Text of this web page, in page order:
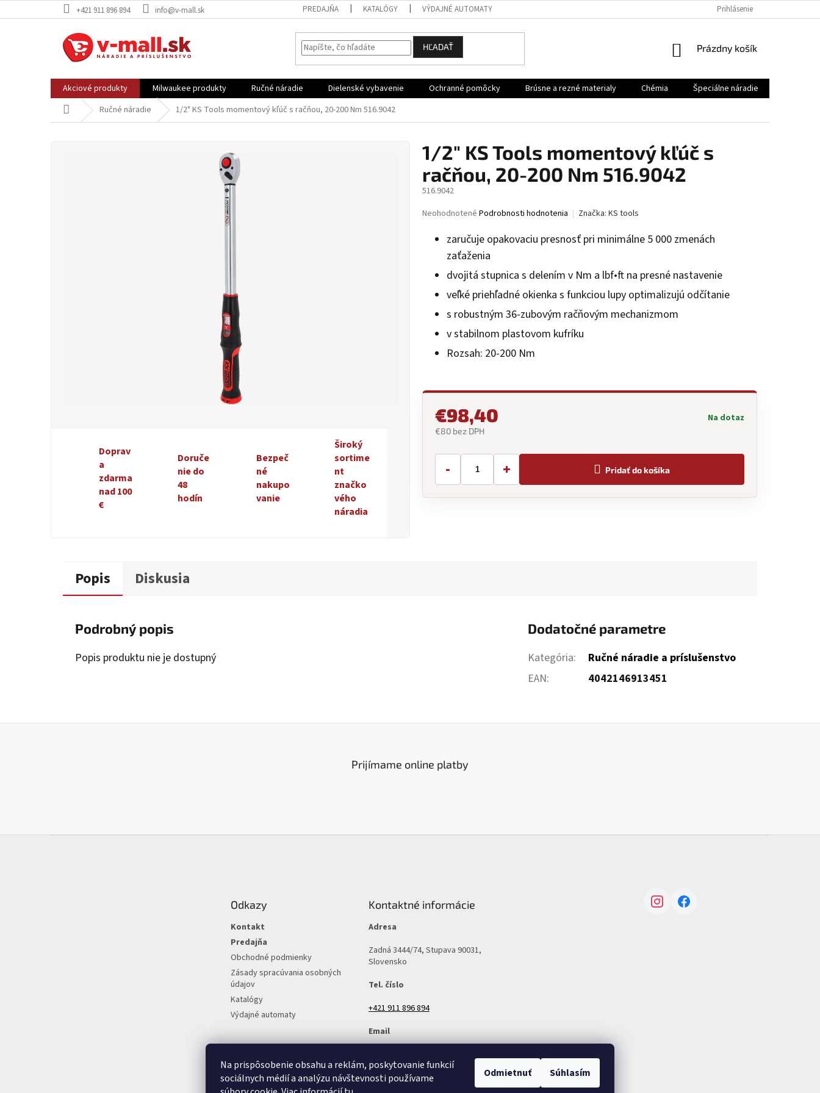
Na prispôsobenie obsahu a reklám, poskytovanie funkcií
sociálnych médií a analýzu návštevnosti používame
Odmietnuť Súhlasím
na
+421 911 896 894 info@v-mall.sk PREDAJŇA KATALÓGY VÝDAJNÉ AUTOMATY Prihlásenie
HĽADAŤ
NÁKUPNÝ
Prázdny košík
Akciové produkty Milwaukee produkty Ručné náradie Dielenské vybavenie Ochranné pomôcky Brúsne a rezné materialy Chémia Špeciálne náradie
DomovRučné náradie 1/2" KS Tools momentový kľúč s račňou, 20-200 Nm 516.9042
Doprav
a
zdarma
nad 100
€
Doruče
nie do
48
hodín
Bezpeč
né
nakupo
vanie
Široký
sortime
nt
značko
vého
náradia
1/2" KS Tools momentový kľúč s
račňou, 20-200 Nm 516.9042
516.9042
Priemerné
produktu
hviezdičiek.
Neohodnotené Podrobnosti hodnotenia Značka: KS tools
zaručuje opakovaciu presnosť pri minimálne 5 000 zmenách
zaťaženia
dvojitá stupnica s delením v Nm a lbf•ft na presné nastavenie
veľké priehľadné okienka s funkciou lupy optimalizujú odčítanie
s robustným 36-zubovým račňovým mechanizmom
v stabilnom plastovom kufríku
Rozsah: 20-200 Nm
€98,40
€80 bez DPH
Na dotaz
- + Pridať do košíka
Popis Diskusia
Podrobný popis
Popis produktu nie je dostupný
Dodatočné parametre
Kategória:
Ručné náradie a príslušenstvo
EAN: 4042146913451
Prijímame online platby
Odkazy
Kontakt
Predajňa
Obchodné podmienky
Zásady spracúvania osobných
údajov
Katalógy
Výdajné automaty
Kontaktné informácie
Adresa
Zadná 3444/74, Stupava 90031,
Slovensko
Tel. číslo
+421 911 896 894
Email
InstagramFacebook